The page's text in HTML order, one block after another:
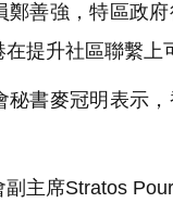
善強，特區政
提升社區聯繫上
書麥冠明表示
主席Stratos